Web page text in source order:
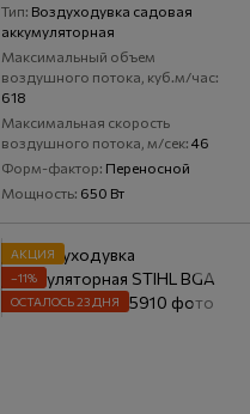
Тип Воздуходувка садовая
аккумуляторная
Максимальный объем
воздушного потока, куб.м/час
618
Максимальная скорость
воздушного потока, м/сек 46
Форм-фактор Переносной
Мощность 650 Вт
АКЦИЯ
−11%
ОСТАЛОСЬ 23 ДНЯ